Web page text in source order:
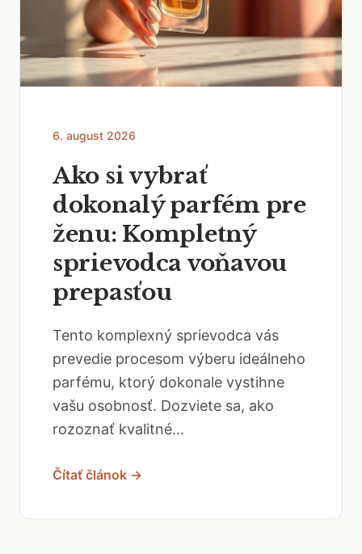
6. august 2026
Ako si vybrať
dokonalý parfém pre
ženu: Kompletný
sprievodca voňavou
prepasťou
Tento komplexný sprievodca vás
prevedie procesom výberu ideálneho
parfému, ktorý dokonale vystihne
vašu osobnosť. Dozviete sa, ako
rozoznať kvalitné...
Čítať článok →